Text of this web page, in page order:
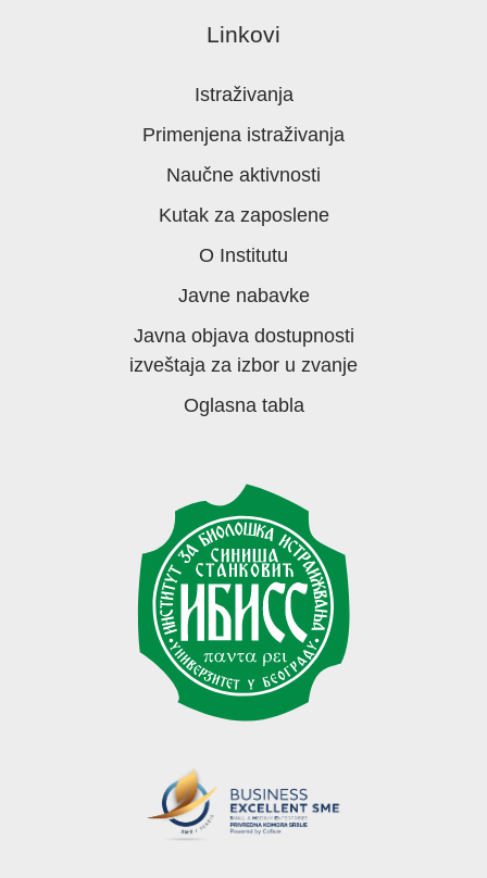
Linkovi
Istraživanja
Primenjena istraživanja
Naučne aktivnosti
Kutak za zaposlene
O Institutu
Javne nabavke
Javna objava dostupnosti
izveštaja za izbor u zvanje
Oglasna tabla